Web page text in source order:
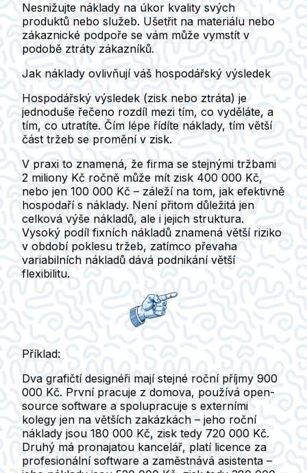
Nesnižujte náklady na úkor kvality svých
produktů nebo služeb. Ušetřit na materiálu nebo
zákaznické podpoře se vám může vymstít v
podobě ztráty zákazníků.
Jak náklady ovlivňují váš hospodářský výsledek
Hospodářský výsledek (zisk nebo ztráta) je
jednoduše řečeno rozdíl mezi tím, co vyděláte, a
tím, co utratíte. Čím lépe řídíte náklady, tím větší
část tržeb se promění v zisk.
V praxi to znamená, že firma se stejnými tržbami
2 miliony Kč ročně může mít zisk 400 000 Kč,
nebo jen 100 000 Kč – záleží na tom, jak efektivně
hospodaří s náklady. Není přitom důležitá jen
celková výše nákladů, ale i jejich struktura.
Vysoký podíl fixních nákladů znamená větší riziko
v období poklesu tržeb, zatímco převaha
variabilních nákladů dává podnikání větší
flexibilitu.
Příklad:
Dva grafičtí designéři mají stejné roční příjmy 900
000 Kč. První pracuje z domova, používá open-
source software a spolupracuje s externími
kolegy jen na větších zakázkách – jeho roční
náklady jsou 180 000 Kč, zisk tedy 720 000 Kč.
Druhý má pronajatou kancelář, platí licence za
profesionální software a zaměstnává asistenta –